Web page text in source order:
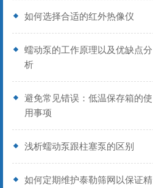
如何选择合适的红外热像仪
蠕动泵的工作原理以及优缺点分
析
避免常见错误：低温保存箱的使
用事项
浅析蠕动泵跟柱塞泵的区别
如何定期维护泰勒筛网以保证精